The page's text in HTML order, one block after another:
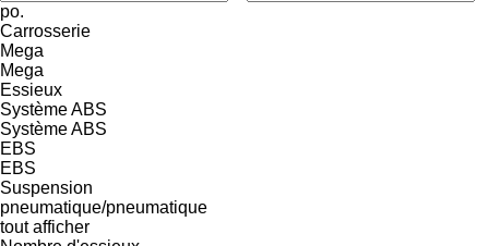
po.
Carrosserie
Mega
Mega
Essieux
Système ABS
Système ABS
EBS
EBS
Suspension
pneumatique/pneumatique
tout afficher